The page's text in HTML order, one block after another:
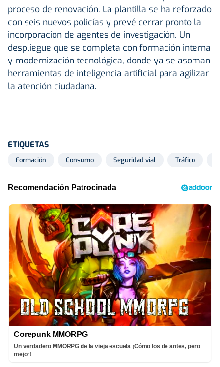
proceso de renovación. La plantilla se ha reforzado
con seis nuevos policías y prevé cerrar pronto la
incorporación de agentes de investigación. Un
despliegue que se completa con formación interna
y modernización tecnológica, donde ya se asoman
herramientas de inteligencia artificial para agilizar
la atención ciudadana.
ETIQUETAS
Formación Consumo Seguridad vial Tráfico
Corepunk MMORPG
Un verdadero MMORPG de la vieja escuela ¡Cómo los de antes, pero
mejor!